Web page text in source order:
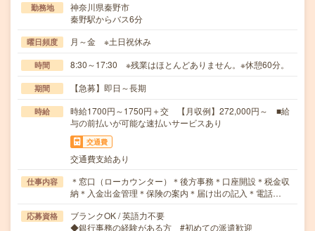
勤務地
神奈川県秦野市
秦野駅からバス6分
曜日頻度 月～金 ※土日祝休み
時間 8:30～17:30 ※残業はほとんどありません。※休憩60分。
期間 【急募】即日～長期
時給
時給1700円～1750円＋交 【月収例】272,000円～ ■給
与の前払いが可能な速払いサービスあり
交通費
交通費支給あり
仕事内容
＊窓口（ローカウンター）＊後方事務＊口座開設＊税金収
納＊入金出金管理＊保険の案内＊届け出の記入＊電話…
応募資格
ブランクOK / 英語力不要
◆銀行事務の経験がある方 #初めての派遣歓迎